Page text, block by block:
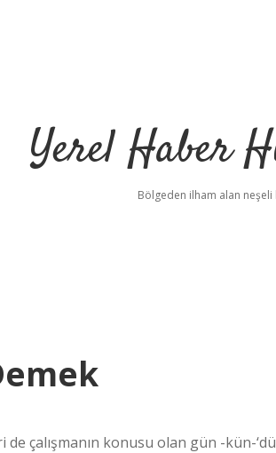
Yerel Haber
Bölgeden ilham alan neşeli
çalışmanın konusu olan gün -kün-